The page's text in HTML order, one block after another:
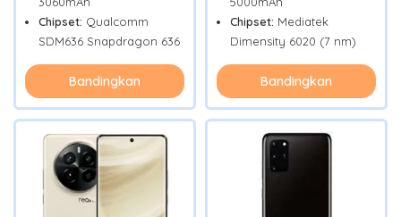
Chipset: Qualcomm
SDM636 Snapdragon 636
Bandingkan
Chipset: Mediatek
Dimensity 6020 (7 nm)
Bandingkan